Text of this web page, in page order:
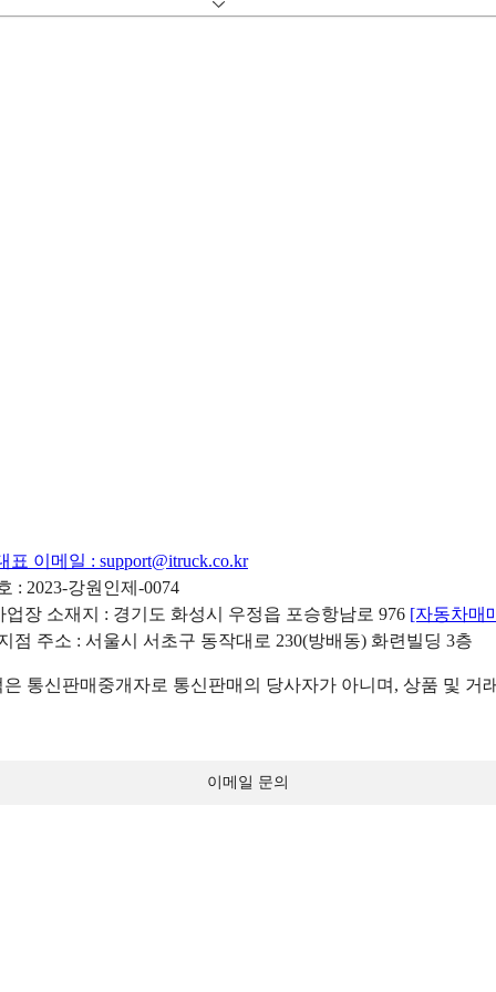
표 이메일 : support@itruck.co.kr
: 2023-강원인제-0074
장 소재지 : 경기도 화성시 우정읍 포승항남로 976 [자동차매
점 주소 : 서울시 서초구 동작대로 230(방배동) 화련빌딩 3층
통신판매중개자로 통신판매의 당사자가 아니며, 상품 및 거
이메일 문의